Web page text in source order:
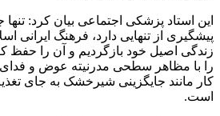
این استاد پزشکی اجتماعی بیان کرد:
پیشگیری از تنهایی دارد، فرهنگ ایرانی
زندگی اصیل خود بازگردیم و آن را حفظ
را با مظاهر سطحی مدرنیته عوض و فدای
کار مانند جایگزینی شیرخشک به جای
است.